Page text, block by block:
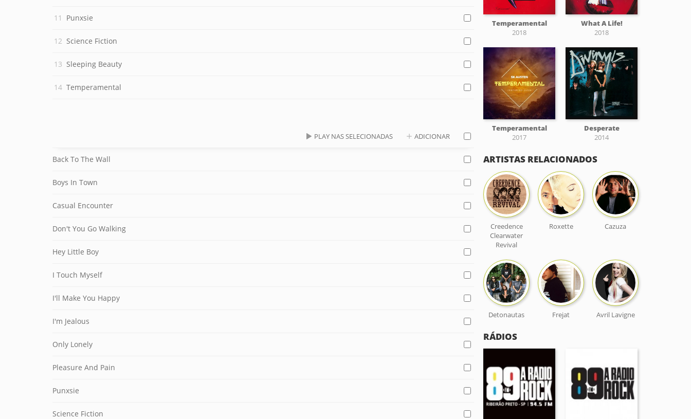
Punxsie
Science Fiction
Sleeping Beauty
Temperamental
PLAY NAS SELECIONADAS ADICIONAR
Back To The Wall
Boys In Town
Casual Encounter
Don't You Go Walking
Hey Little Boy
I Touch Myself
I'll Make You Happy
I'm Jealous
Only Lonely
Pleasure And Pain
Punxsie
Science Fiction
Temperamental
2018
What A Life!
2018
Temperamental
2017
Desperate
2014
ARTISTAS RELACIONADOS
Creedence
Clearwater
Revival
Roxette Cazuza
Detonautas Frejat Avril Lavigne
RÁDIOS